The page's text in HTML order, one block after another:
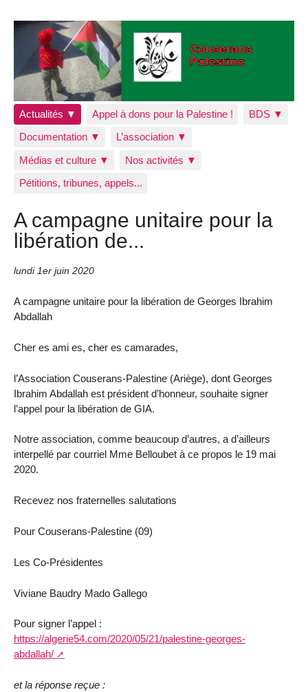
Actualités ▼ Appel à dons pour la Palestine !
BDS ▼
Documentation ▼
L’association ▼
Médias et culture ▼
Nos activités ▼
Pétitions, tribunes, appels...
A campagne unitaire pour la
libération de...
lundi 1er juin 2020
A campagne unitaire pour la libération de Georges Ibrahim
Abdallah
Cher es ami es, cher es camarades,
l’Association Couserans-Palestine (Ariège), dont Georges
Ibrahim Abdallah est président d’honneur, souhaite signer
l’appel pour la libération de GIA.
Notre association, comme beaucoup d’autres, a d’ailleurs
interpellé par courriel Mme Belloubet à ce propos le 19 mai
2020.
Recevez nos fraternelles salutations
Pour Couserans-Palestine (09)
Les Co-Présidentes
Viviane Baudry Mado Gallego
Pour signer l’appel :
https://algerie54.com/2020/05/21/palestine-georges-
abdallah/
et la réponse reçue :